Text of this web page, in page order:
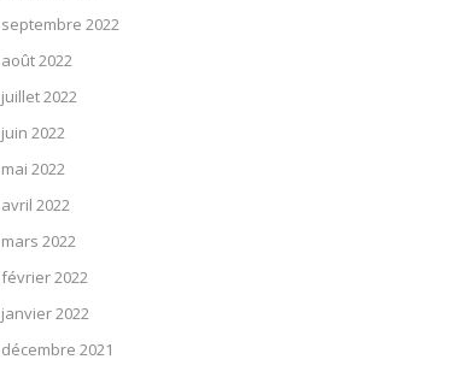
septembre 2022
août 2022
juillet 2022
juin 2022
mai 2022
avril 2022
mars 2022
février 2022
janvier 2022
décembre 2021